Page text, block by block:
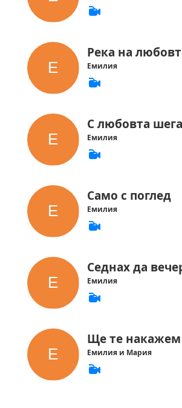
Река на
Емилия
С любовта
Емилия
Само c поглед
Емилия
Седнах да
Емилия
Ще те накажем
Емилия и Мария